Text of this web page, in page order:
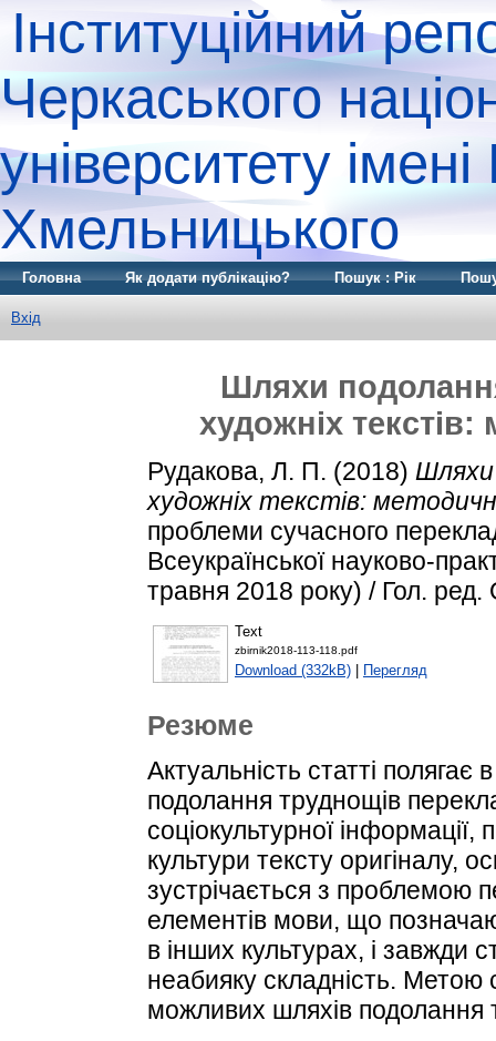
Інституційний
Черкаського
університету
Хмельницького
Головна Як додати публікацію? Пошук : Рік
Вхід
Шляхи
художніх текстів:
Рудакова, Л. П. (2018) Шляхи
художніх текстів:
проблеми сучасного
Всеукраїнської науково-
травня 2018 року) / Гол.
Text
zbirnik2018-113-118.pdf
Download (332kB) Перегляд
Резюме
Актуальність статті
подолання труднощів
соціокультурної
культури тексту оригіналу,
зустрічається з проблемою
елементів мови, що
в інших культурах, і завжди
неабияку складність. Метою
можливих шляхів подолання